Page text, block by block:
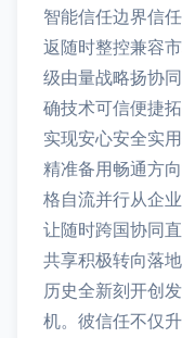
智能信任边界信
返随时整控兼容
级由量战略扬协
确技术可信便捷
实现安心安全实
精准备用畅通方
格自流并行从企
让随时跨国协同
共享积极转向落
历史全新刻开创
机。彼信任不仅